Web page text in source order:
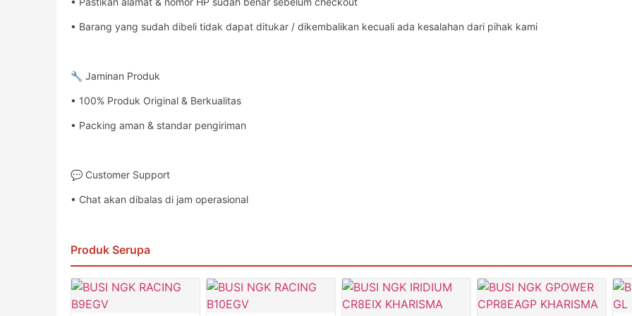
• Barang yang sudah dibeli tidak dapat ditukar / dikembalikan kecuali ada kesalahan dari pihak kami
🔧 Jaminan Produk
• 100% Produk Original & Berkualitas
• Packing aman & standar pengiriman
💬 Customer Support
• Chat akan dibalas di jam operasional
Produk Serupa